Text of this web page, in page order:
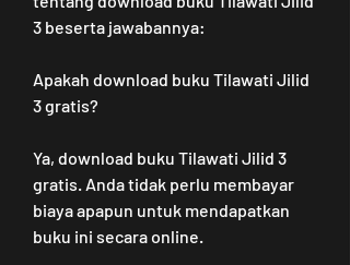
3 beserta jawabannya:
Apakah download buku Tilawati Jilid
3 gratis?
Ya, download buku Tilawati Jilid 3
gratis. Anda tidak perlu membayar
biaya apapun untuk mendapatkan
buku ini secara online.